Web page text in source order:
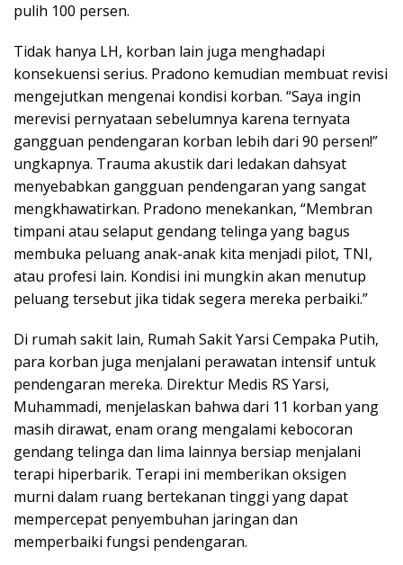
pulih 100 persen.
Tidak hanya LH, korban lain juga menghadapi
konsekuensi serius. Pradono kemudian membuat revisi
mengejutkan mengenai kondisi korban. “Saya ingin
merevisi pernyataan sebelumnya karena ternyata
gangguan pendengaran korban lebih dari 90 persen!”
ungkapnya. Trauma akustik dari ledakan dahsyat
menyebabkan gangguan pendengaran yang sangat
mengkhawatirkan. Pradono menekankan, “Membran
timpani atau selaput gendang telinga yang bagus
membuka peluang anak-anak kita menjadi pilot, TNI,
atau profesi lain. Kondisi ini mungkin akan menutup
peluang tersebut jika tidak segera mereka perbaiki.”
Di rumah sakit lain, Rumah Sakit Yarsi Cempaka Putih,
para korban juga menjalani perawatan intensif untuk
pendengaran mereka. Direktur Medis RS Yarsi,
Muhammadi, menjelaskan bahwa dari 11 korban yang
masih dirawat, enam orang mengalami kebocoran
gendang telinga dan lima lainnya bersiap menjalani
terapi hiperbarik. Terapi ini memberikan oksigen
murni dalam ruang bertekanan tinggi yang dapat
mempercepat penyembuhan jaringan dan
memperbaiki fungsi pendengaran.